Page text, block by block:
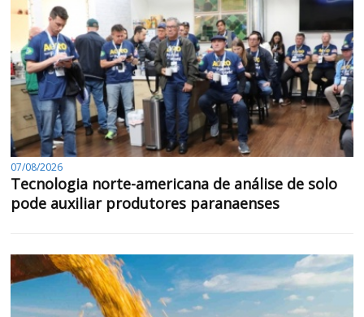
07/08/2026
Tecnologia norte-americana de análise de solo
pode auxiliar produtores paranaenses